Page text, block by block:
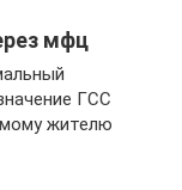
мфц
ГСС
жителю